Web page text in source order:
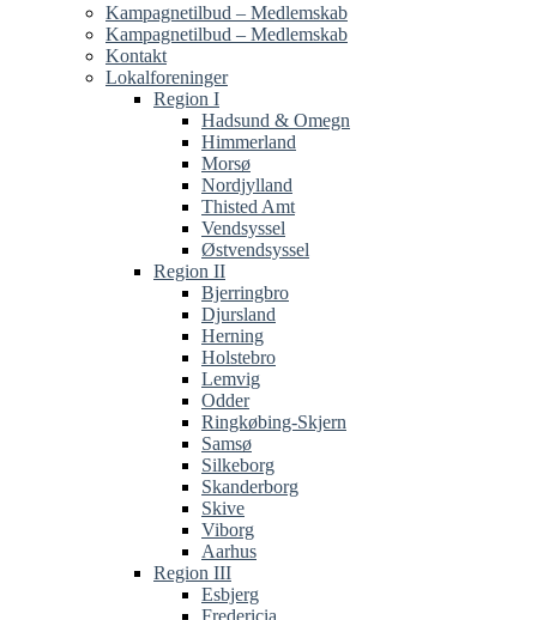
Kampagnetilbud – Medlemskab
Kampagnetilbud – Medlemskab
Kontakt
Lokalforeninger
Region I
Hadsund & Omegn
Himmerland
Morsø
Nordjylland
Thisted Amt
Vendsyssel
Østvendsyssel
Region II
Bjerringbro
Djursland
Herning
Holstebro
Lemvig
Odder
Ringkøbing-Skjern
Samsø
Silkeborg
Skanderborg
Skive
Viborg
Aarhus
Region III
Esbjerg